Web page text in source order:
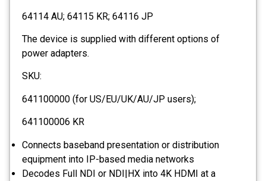
64114 AU; 64115 KR; 64116 JP
The device is supplied with different options of
power adapters.
SKU:
641100000 (for US/EU/UK/AU/JP users);
641100006 KR
Connects baseband presentation or distribution
equipment into IP-based media networks
Decodes Full NDI or NDI|HX into 4K HDMI at a